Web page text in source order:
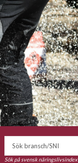
Sök på svensk näringslivsindex